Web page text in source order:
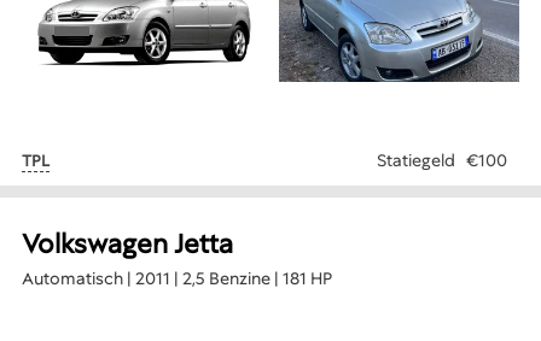
TPL Statiegeld €100
Volkswagen Jetta
Automatisch | 2011 | 2,5 Benzine | 181 HP